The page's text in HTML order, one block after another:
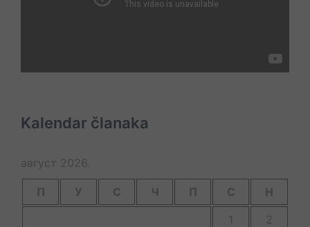
Kalendar članaka
август 2026.
П У С Ч П С
Н
1
2